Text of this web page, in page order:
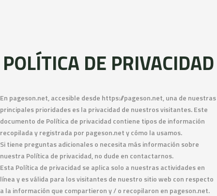
POLÍTICA DE PRIVACIDAD
En pageson.net, accesible desde https://pageson.net, una de nuestras
principales prioridades es la privacidad de nuestros visitantes. Este
documento de Política de privacidad contiene tipos de información
recopilada y registrada por pageson.net y cómo la usamos.
Si tiene preguntas adicionales o necesita más información sobre
nuestra Política de privacidad, no dude en contactarnos.
Esta Política de privacidad se aplica solo a nuestras actividades en
línea y es válida para los visitantes de nuestro sitio web con respecto
a la información que compartieron y / o recopilaron en pageson.net.